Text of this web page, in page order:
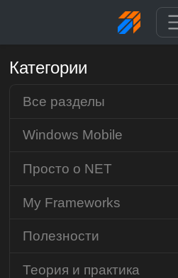
Категории
Все разделы
Windows Mobile
Просто о NET
My Frameworks
Полезности
Теория и практика